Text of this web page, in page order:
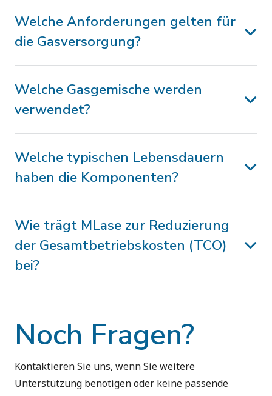
Welche Anforderungen gelten für
die Gasversorgung?
Welche Gasgemische werden
verwendet?
Welche typischen Lebensdauern
haben die Komponenten?
Wie trägt MLase zur Reduzierung
der Gesamtbetriebskosten (TCO)
bei?
Noch Fragen?
Kontaktieren Sie uns, wenn Sie weitere
Unterstützung benötigen oder keine passende